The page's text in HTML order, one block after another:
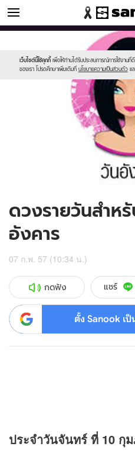
ดูดวง
เว็บไซต์นี้ใช้คุกกี้ เพื่อให้ท่านได้รับประสบการณ์การใช้งานที่
ของเรา โปรดศึกษาเพิ่มเติมที่ นโยบายความเป็นส่วนตัว แล
//s.isanook.com/sr/0/images/logo-
sanook.png
//s.isanook.com/ho/0/ud/11/58889/
ดวงรายวันสำห
อังคาร
07 ก.พ. 57 (10:34 น.)
กดฟัง แชร์
ตั้ง Sanook เ
ประจำวันจันทร์ ที่ 10 กุ